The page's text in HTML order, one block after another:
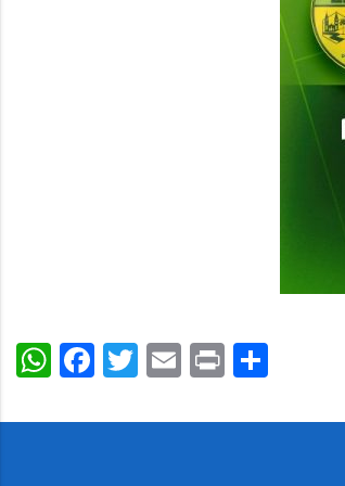
WhatsApp
Facebook
Twitter
Email
Print